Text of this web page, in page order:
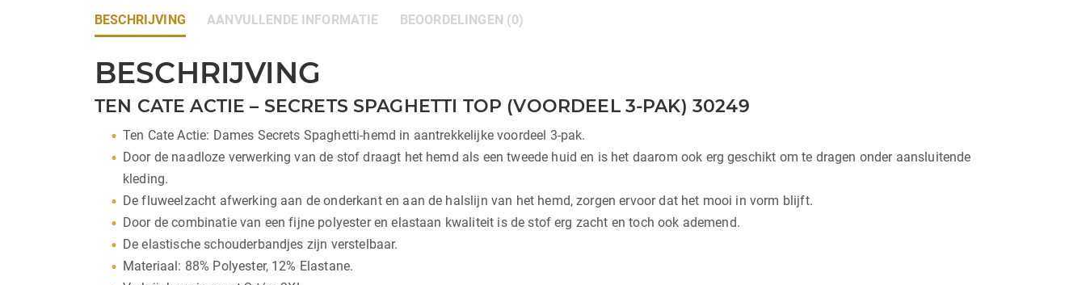
BESCHRIJVING AANVULLENDE INFORMATIE BEOORDELINGEN (0)
BESCHRIJVING
TEN CATE ACTIE – SECRETS SPAGHETTI TOP (VOORDEEL 3-PAK) 30249
Ten Cate Actie: Dames Secrets Spaghetti-hemd in aantrekkelijke voordeel 3-pak.
Door de naadloze verwerking van de stof draagt het hemd als een tweede huid en is het daarom ook erg geschikt om te dragen onder aansluitende
kleding.
De fluweelzacht afwerking aan de onderkant en aan de halslijn van het hemd, zorgen ervoor dat het mooi in vorm blijft.
Door de combinatie van een fijne polyester en elastaan kwaliteit is de stof erg zacht en toch ook ademend.
De elastische schouderbandjes zijn verstelbaar.
Materiaal: 88% Polyester, 12% Elastane.